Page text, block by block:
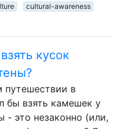
cultural-awareness
кусок
путешествии в
бы взять камешек у
- это незаконно (или,